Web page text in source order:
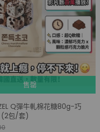
售罄
Q彈牛軋棉花糖80g-巧
(2包/套)